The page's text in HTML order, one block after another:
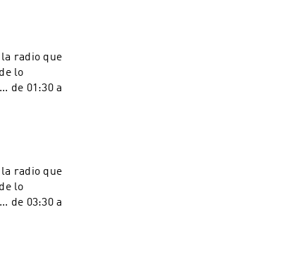
radio que
lo
de 01:30 a
radio que
lo
de 03:30 a